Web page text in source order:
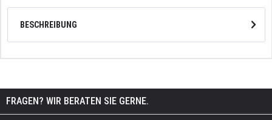
BESCHREIBUNG
FRAGEN? WIR BERATEN SIE GERNE.